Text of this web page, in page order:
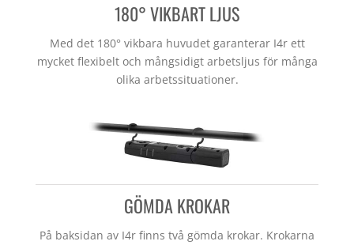
180° VIKBART LJUS
Med det 180° vikbara huvudet garanterar I4r ett
mycket flexibelt och mångsidigt arbetsljus för många
olika arbetssituationer.
GÖMDA KROKAR
På baksidan av I4r finns två gömda krokar. Krokarna